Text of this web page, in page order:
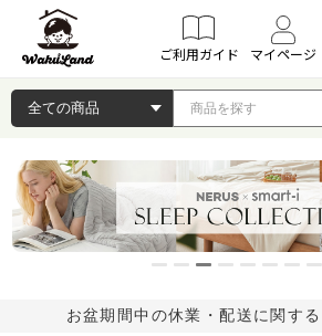
ご利用ガイド マイページ
お盆期間中の休業・配送に関す